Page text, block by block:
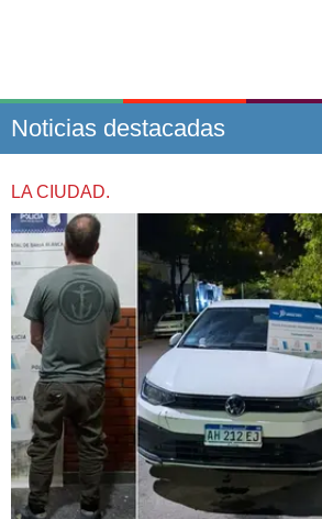
Noticias destacadas
LA CIUDAD.